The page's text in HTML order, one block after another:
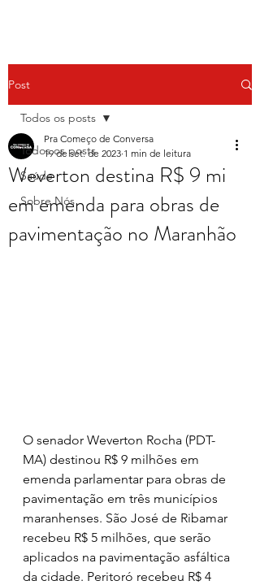
Post
Todos os posts
Saúde
Sobre Nós
Todos os posts
Weverton destina R$ 9 mi
em emenda para obras de
pavimentação no Maranhão
Pra Começo de Conversa
19 de set. de 2023 1 min de leitura
O senador Weverton Rocha (PDT-
MA) destinou R$ 9 milhões em
emenda parlamentar para obras de
pavimentação em três municípios
maranhenses. São José de Ribamar
recebeu R$ 5 milhões, que serão
aplicados na pavimentação asfáltica
da cidade. Peritoró recebeu R$ 4